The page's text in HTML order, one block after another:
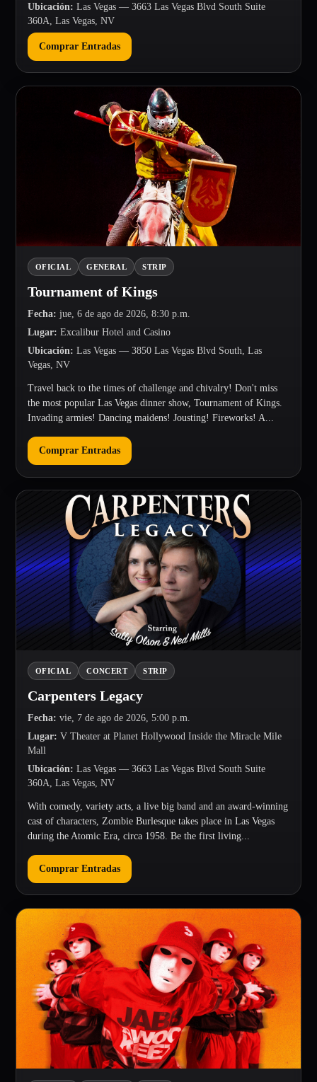
Ubicación: Las Vegas — 3663 Las Vegas Blvd South Suite
360A, Las Vegas, NV
Comprar Entradas
OFICIAL GENERAL STRIP
Tournament of Kings
Fecha: jue, 6 de ago de 2026, 8:30 p.m.
Lugar: Excalibur Hotel and Casino
Ubicación: Las Vegas — 3850 Las Vegas Blvd South, Las
Vegas, NV
Travel back to the times of challenge and chivalry! Don't miss
the most popular Las Vegas dinner show, Tournament of Kings.
Invading armies! Dancing maidens! Jousting! Fireworks! A...
Comprar Entradas
OFICIAL CONCERT STRIP
Carpenters Legacy
Fecha: vie, 7 de ago de 2026, 5:00 p.m.
Lugar: V Theater at Planet Hollywood Inside the Miracle Mile
Mall
Ubicación: Las Vegas — 3663 Las Vegas Blvd South Suite
360A, Las Vegas, NV
With comedy, variety acts, a live big band and an award-winning
cast of characters, Zombie Burlesque takes place in Las Vegas
during the Atomic Era, circa 1958. Be the first living...
Comprar Entradas